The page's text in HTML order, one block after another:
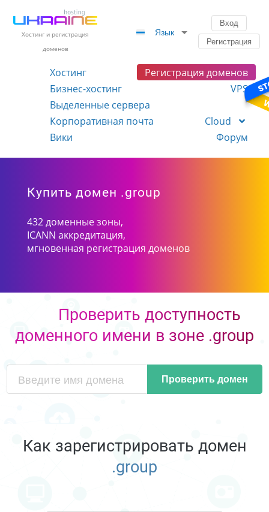
Хостинг и регистрация
доменов
Язык
Вход
Регистрация
Хостинг
Регистрация доменов
Бизнес-хостинг
VPS
Выделенные сервера
Корпоративная почта
Cloud
Вики
Форум
Купить домен .group
432 доменные зоны,
ICANN аккредитация,
мгновенная регистрация доменов
Проверить доступность
доменного имени в зоне .group
Проверить домен
Как зарегистрировать домен
.group